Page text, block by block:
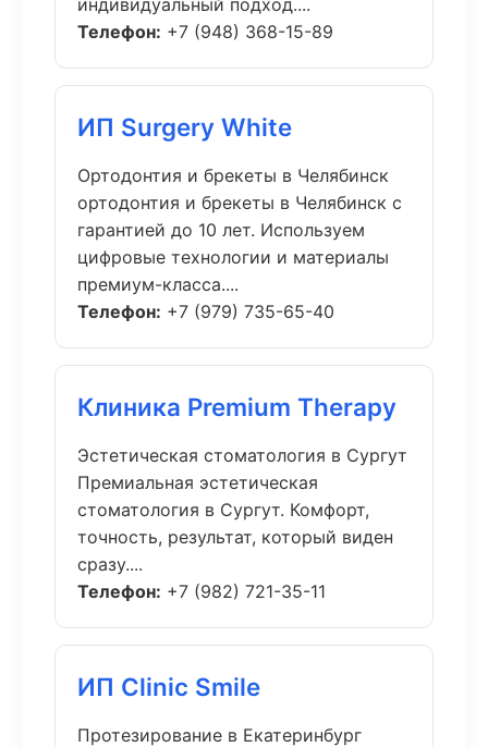
индивидуальный подход....
Телефон: +7 (948) 368-15-89
ИП Surgery White
Ортодонтия и брекеты в Челябинск
ортодонтия и брекеты в Челябинск с
гарантией до 10 лет. Используем
цифровые технологии и материалы
премиум-класса....
Телефон: +7 (979) 735-65-40
Клиника Premium Therapy
Эстетическая стоматология в Сургут
Премиальная эстетическая
стоматология в Сургут. Комфорт,
точность, результат, который виден
сразу....
Телефон: +7 (982) 721-35-11
ИП Clinic Smile
Протезирование в Екатеринбург